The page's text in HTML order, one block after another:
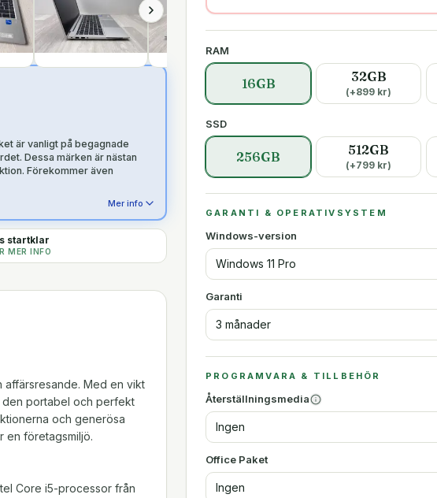
är vanligt på begagnade
Dessa märken är nästan
Förekommer även
Mer info
startklar
MER INFO
RAM
16GB 32GB
(+899 kr)
SSD
256GB 512GB
(+799 kr)
GARANTI & OPERATIVSYSTEM
Windows-version
Windows 11 Pro
Garanti
3 månader
PROGRAMVARA & TILLBEHÖR
Återställningsmedia
Ingen
Office Paket
Ingen
affärsresande. Med en vikt
den portabel och perfekt
och generösa
en företagsmiljö.
Core i5-processor från